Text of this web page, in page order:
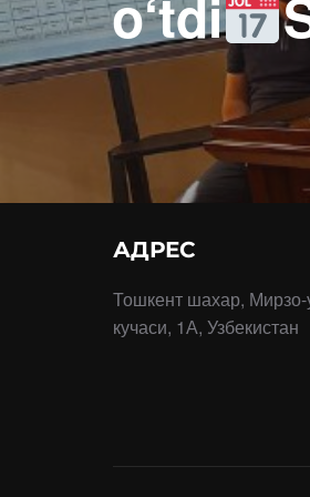
o‘tdi
АДРЕС
Тошкент шахар, Мирзо-
кучаси, 1А, Узбекистан